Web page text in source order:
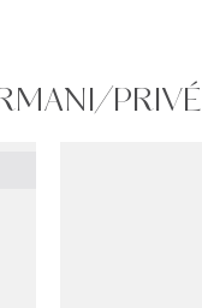
PRIVÉ